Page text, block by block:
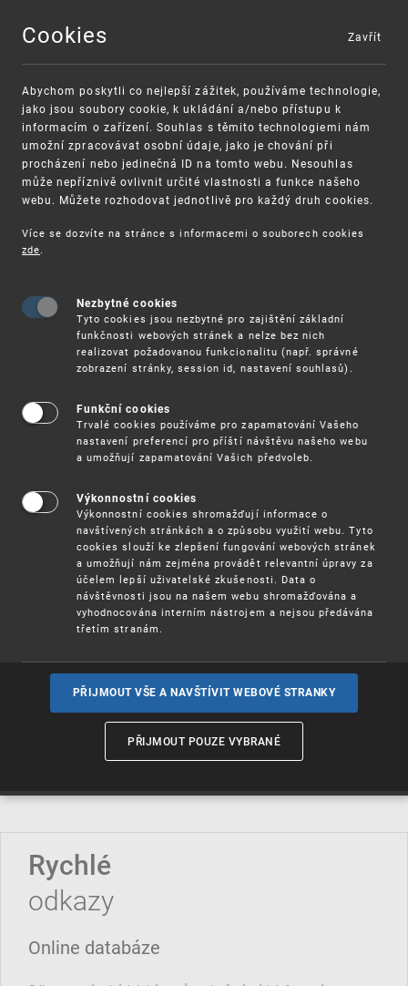
MENU
VAROVÁNÍ
Finanční podpora
Vynálezy / Patenty
Užitnévzory
Ochrannéznámky
Označení původua zeměpisná
Rychlé
odkazy
Online databáze
Cookies
Abychom poskytli co nejlepší zážitek, používáme technologie,
jako jsou soubory cookie, k ukládání a/nebo přístupu k
informacím o zařízení. Souhlas s těmito technologiemi nám
umožní zpracovávat osobní údaje, jako je chování při
procházení nebo jedinečná ID na tomto webu. Nesouhlas
může nepříznivě ovlivnit určité vlastnosti a funkce našeho
webu. Můžete rozhodovat jednotlivě pro každý druh cookies.
Více se dozvíte na stránce s informacemi o souborech cookies
zde.
Nezbytné cookies
Tyto cookies jsou nezbytné pro zajištění základní
funkčnosti webových stránek a nelze bez nich
realizovat požadovanou funkcionalitu (např. správné
zobrazení stránky, session id, nastavení souhlasů).
Funkční cookies
Trvalé cookies používáme pro zapamatování Vašeho
nastavení preferencí pro příští návštěvu našeho webu
a umožňují zapamatování Vašich předvoleb.
Výkonnostní cookies
Výkonnostní cookies shromažďují informace o
navštívených stránkách a o způsobu využití webu. Tyto
cookies slouží ke zlepšení fungování webových stránek
a umožňují nám zejména provádět relevantní úpravy za
účelem lepší uživatelské zkušenosti. Data o
návštěvnosti jsou na našem webu shromažďována a
vyhodnocována interním nástrojem a nejsou předávána
třetím stranám.
PŘIJMOUT VŠE A NAVŠTÍVIT WEBOVÉ STRANKY
PŘIJMOUT POUZE VYBRANÉ
Zavřít